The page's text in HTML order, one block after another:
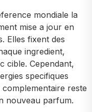
mondiale la
mise a jour en
Elles fixent des
ingredient,
cible. Cependant,
specifiques
reste
nouveau parfum.